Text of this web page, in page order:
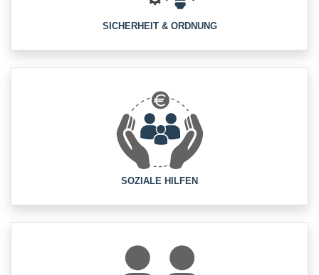
SICHERHEIT & ORDNUNG
SOZIALE HILFEN